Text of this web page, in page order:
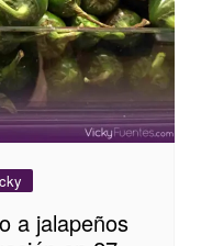
a jalapeños